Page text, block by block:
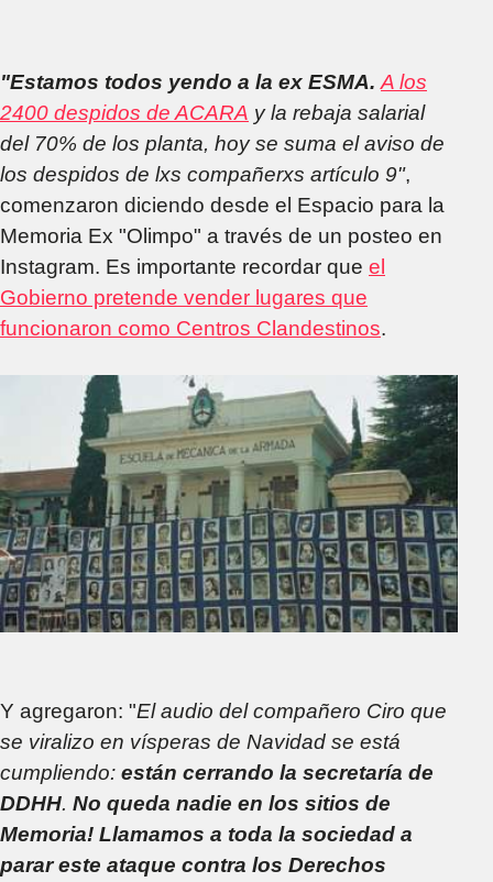
"Estamos todos yendo a la ex ESMA. A los
2400 despidos de ACARA y la rebaja salarial
del 70% de los planta, hoy se suma el aviso de
los despidos de lxs compañerxs artículo 9",
comenzaron diciendo desde el Espacio para la
Memoria Ex "Olimpo" a través de un posteo en
Instagram. Es importante recordar que el
Gobierno pretende vender lugares que
funcionaron como Centros Clandestinos.
Y agregaron: "El audio del compañero Ciro que
se viralizo en vísperas de Navidad se está
cumpliendo: están cerrando la secretaría de
DDHH. No queda nadie en los sitios de
Memoria! Llamamos a toda la sociedad a
parar este ataque contra los Derechos